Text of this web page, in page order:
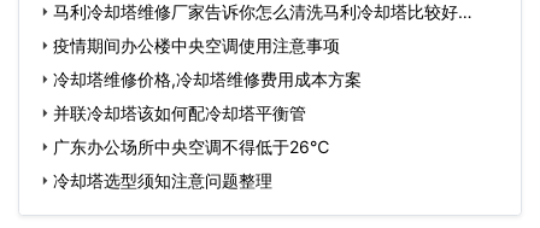
马利冷却塔维修厂家告诉你怎么清洗马利冷却塔比较好…
疫情期间办公楼中央空调使用注意事项
冷却塔维修价格,冷却塔维修费用成本方案
并联冷却塔该如何配冷却塔平衡管
广东办公场所中央空调不得低于26℃
冷却塔选型须知注意问题整理